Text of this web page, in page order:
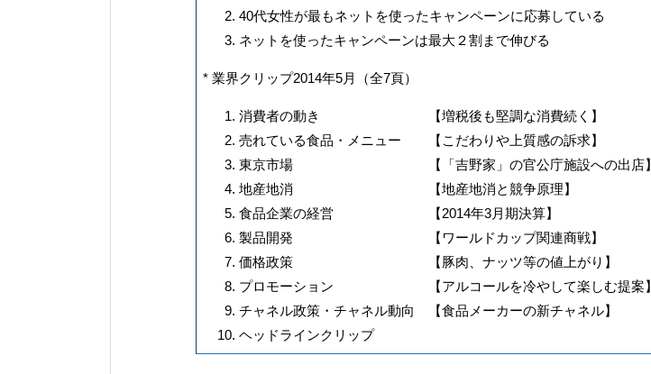
40代女性が最もネットを使ったキャンペーンに応募している
ネットを使ったキャンペーンは最大２割まで伸びる
* 業界クリップ2014年5月（全7頁）
消費者の動き 【増税後も堅調な消費続く】
売れている食品・メニュー 【こだわりや上質感の訴求】
東京市場 【「吉野家」の官公庁施設への出店】
地産地消 【地産地消と競争原理】
食品企業の経営 【2014年3月期決算】
製品開発 【ワールドカップ関連商戦】
価格政策 【豚肉、ナッツ等の値上がり】
プロモーション 【アルコールを冷やして楽しむ提案】
チャネル政策・チャネル動向 【食品メーカーの新チャネル】
ヘッドラインクリップ